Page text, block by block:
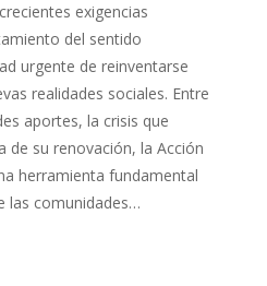
exigencias
del sentido
urgente de reinventarse
realidades sociales. Entre
aportes, la crisis que
de su renovación, la Acción
herramienta fundamental
las comunidades…